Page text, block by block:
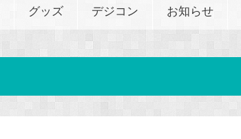
グッズ デジコン お知らせ